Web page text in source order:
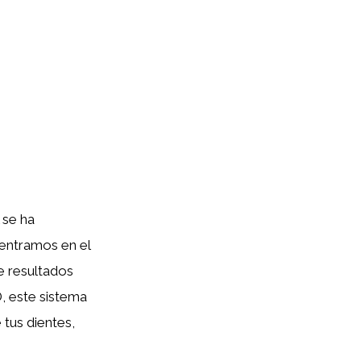
ha
en el
resultados
este sistema
dientes,